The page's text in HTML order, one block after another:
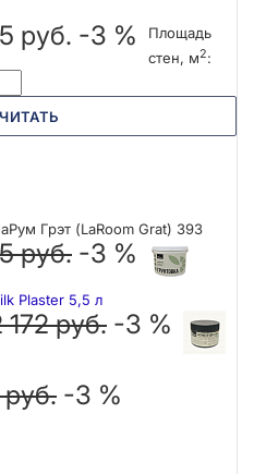
руб. -3 %
Площадь
стен, м2:
Грэт (LaRoom Grat) 393
руб. -3 %
Plaster 5,5 л
172 руб. -3 %
руб. -3 %